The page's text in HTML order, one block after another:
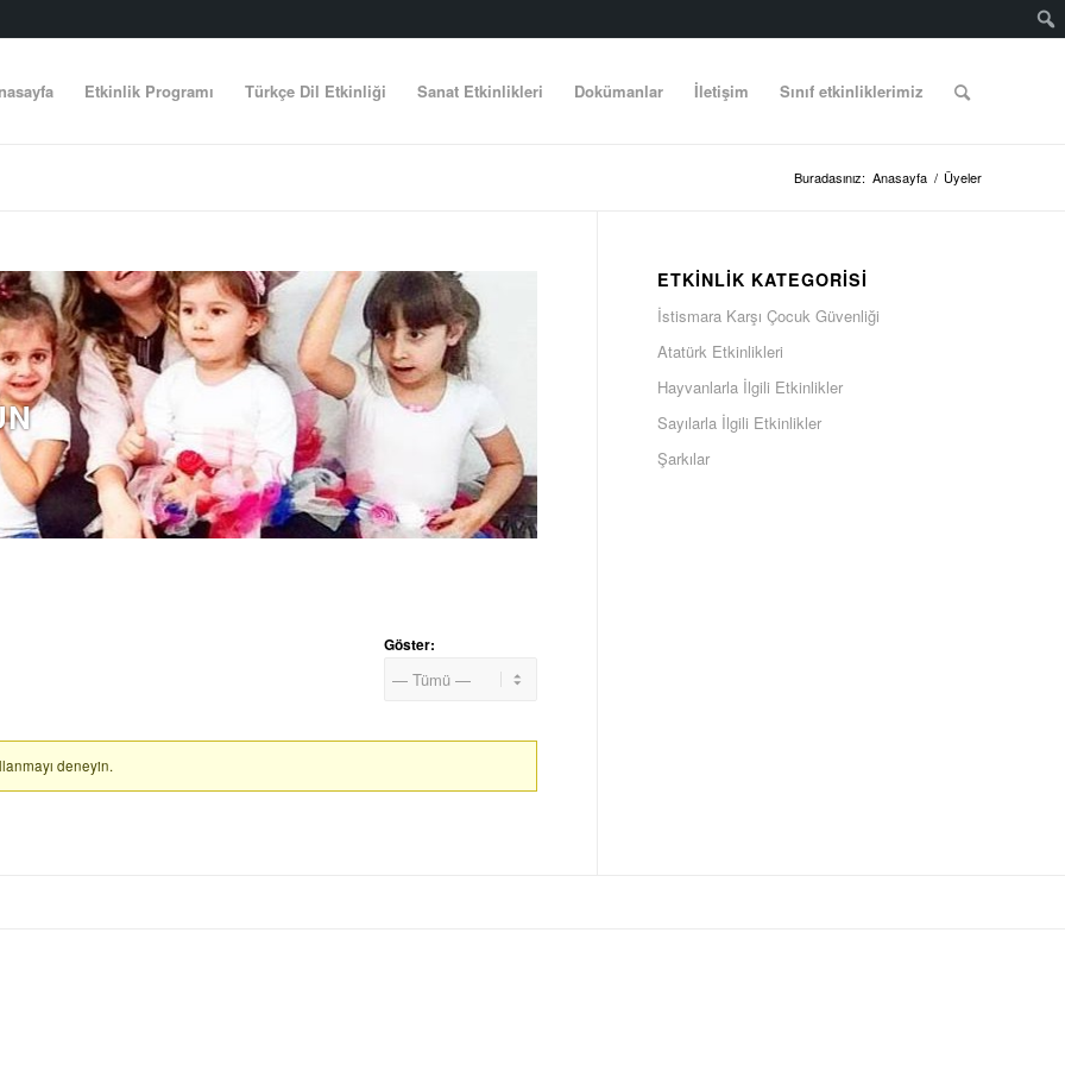
Etkinlik Programı Türkçe Dil Etkinliği Sanat Etkinlikleri Dokümanlar İletişim Sınıf etkinliklerimiz
Buradasınız: Anasayfa / Üyeler
Göster:
deneyin.
ETKINLIK KATEGORISI
İstismara Karşı Çocuk Güvenliği
Atatürk Etkinlikleri
Hayvanlarla İlgili Etkinlikler
Sayılarla İlgili Etkinlikler
Şarkılar